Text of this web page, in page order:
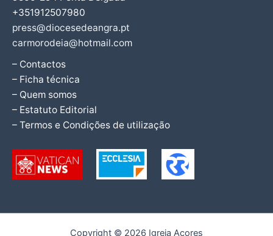
+351912507980
press@diocesedeangra.pt
carmorodeia@hotmail.com
– Contactos
– Ficha técnica
– Quem somos
– Estatuto Editorial
– Termos e Condições de utilização
Copyright © 2026 Igreja Açores